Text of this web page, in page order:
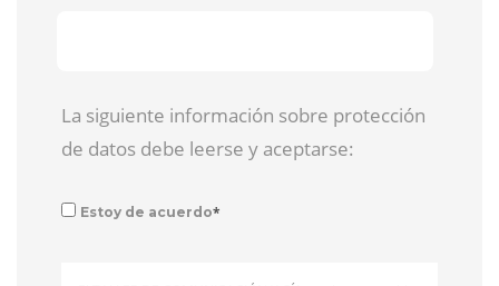
La siguiente información sobre protección
de datos debe leerse y aceptarse:
Estoy de acuerdo*